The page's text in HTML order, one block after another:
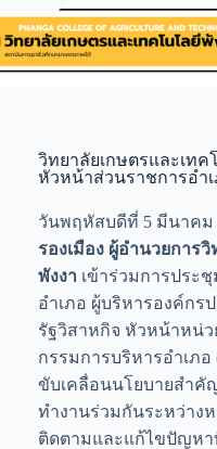
วิทยาลัยเกษตรและเทค
หัวหน้าส่วนราชการอำ
วันพฤหัสบดีที่ 5 มีนาคม
รองเมือง ผู้อำนวยการวิ
พังงา เข้าร่วมการประ
อำเภอ ผู้บริหารองค์กร
รัฐวิสาหกิจ หัวหน้าหน่
กรรมการบริหารอำเภอ
ขับเคลื่อนนโยบายสำคั
ทำงานร่วมกันระหว่าง
ติดตามและแก้ไขปัญห